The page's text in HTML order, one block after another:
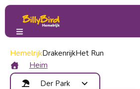
HemelrijkDrakenrijkHet Run
Heim
Der Park
Der Park Attraktionen
Observatiehut